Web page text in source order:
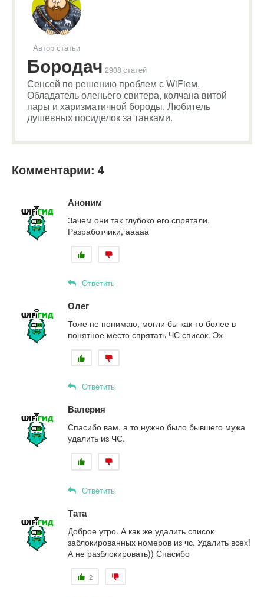
Автор статьи
Бородач 2908 статей
Сенсей по решению проблем с WiFiем.
Обладатель оленьего свитера, колчана витой
пары и харизматичной бороды. Любитель
душевных посиделок за танками.
Комментарии: 4
Аноним
Зачем они так глубоко его спрятали.
Разработчики, ааааа
Ответить
Олег
Тоже не понимаю, могли бы как-то более в
понятное место спрятать ЧС список. Эх
Ответить
Валерия
Спасибо вам, а то нужно было бывшего мужа
удалить из ЧС.
Ответить
Тата
Доброе утро. А как же удалить список
заблокированных номеров из чс. Удалить всех!
А не разблокировать)) Спасибо
2